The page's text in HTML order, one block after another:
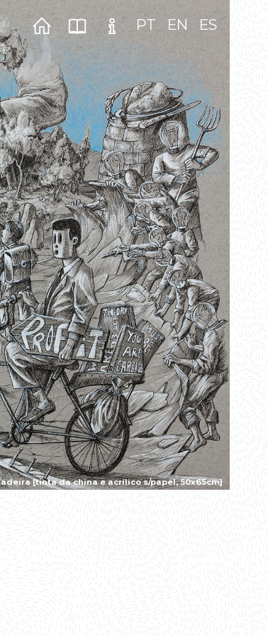
[tinta da china e acrílico s/papel, 50x65cm]
PT EN ES